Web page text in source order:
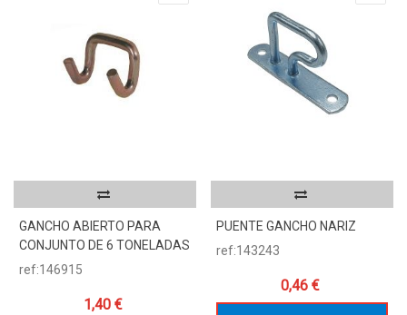
GANCHO ABIERTO PARA
CONJUNTO DE 6 TONELADAS
ref:146915
1,40 €
PUENTE GANCHO NARIZ
ref:143243
0,46 €